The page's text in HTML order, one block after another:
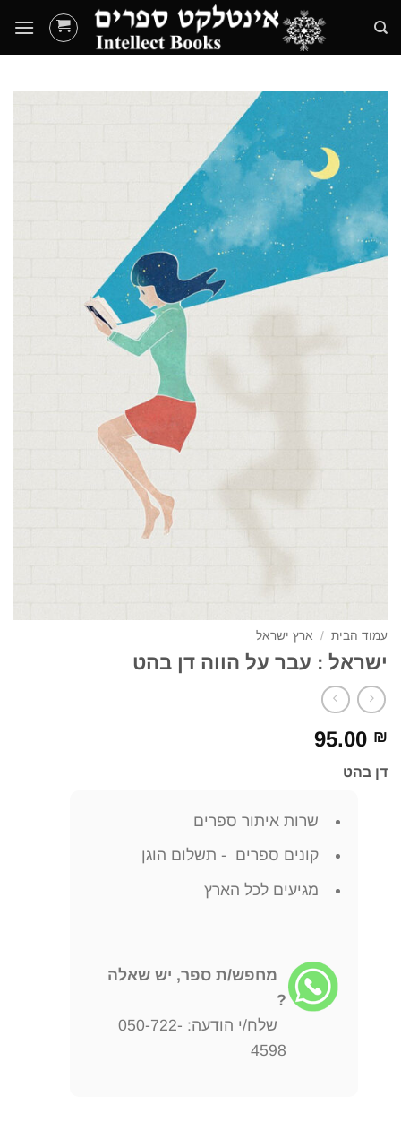
content
עמוד הבית / ארץ ישראל
ישראל : עבר על הווה דן בהט
95.00 ₪
דן בהט
שרות איתור ספרים
קונים ספרים - תשלום הוגן
מגיעים לכל הארץ
מחפש/ת ספר, יש שאלה
?
שלח/י הודעה: 050-722-
4598